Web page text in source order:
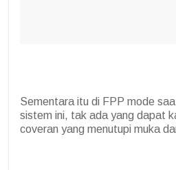
Sementara itu di FPP mode
sistem ini, tak ada yang dapat
coveran yang menutupi muka